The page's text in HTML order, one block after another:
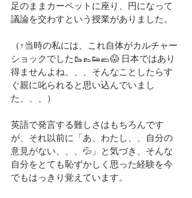
足のままカーペットに座り、円になって
議論を交わすという授業がありました。
（↑当時の私には、これ自体がカルチャー
ショックでした🥾👞👟🥿😱 日本ではあり
得ませんよね、、、そんなことしたらす
ぐ親に叱られると思い込んでいまし
た、、、）
英語で発言する難しさはもちろんです
が、それ以前に「あ、わたし、、自分の
意見がない、、、💦」と気づき、そんな
自分をとても恥ずかしく思った経験を今
でもはっきり覚えています。